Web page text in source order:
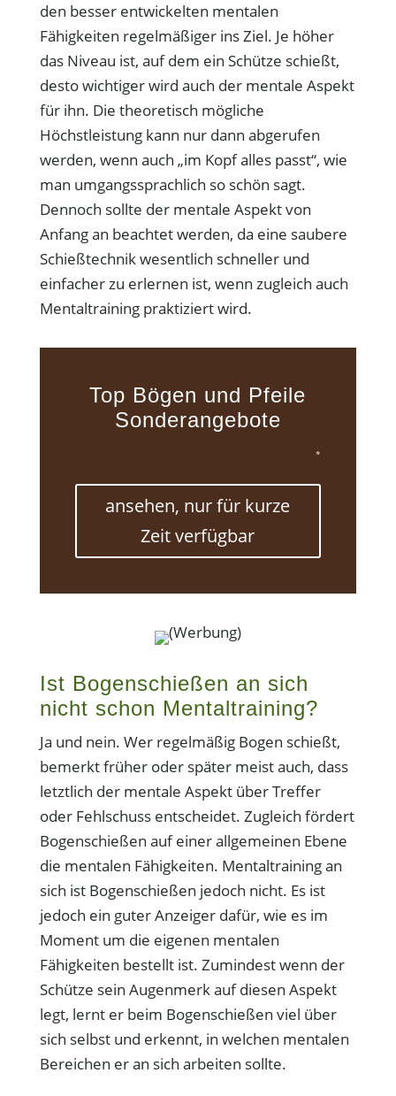
den besser entwickelten mentalen
Fähigkeiten regelmäßiger ins Ziel. Je höher
das Niveau ist, auf dem ein Schütze schießt,
desto wichtiger wird auch der mentale Aspekt
für ihn. Die theoretisch mögliche
Höchstleistung kann nur dann abgerufen
werden, wenn auch „im Kopf alles passt“, wie
man umgangssprachlich so schön sagt.
Dennoch sollte der mentale Aspekt von
Anfang an beachtet werden, da eine saubere
Schießtechnik wesentlich schneller und
einfacher zu erlernen ist, wenn zugleich auch
Mentaltraining praktiziert wird.
Top Bögen und Pfeile
Sonderangebote
*
ansehen, nur für kurze
Zeit verfügbar
(Werbung)
Ist Bogenschießen an sich
nicht schon Mentaltraining?
Ja und nein. Wer regelmäßig Bogen schießt,
bemerkt früher oder später meist auch, dass
letztlich der mentale Aspekt über Treffer
oder Fehlschuss entscheidet. Zugleich fördert
Bogenschießen auf einer allgemeinen Ebene
die mentalen Fähigkeiten. Mentaltraining an
sich ist Bogenschießen jedoch nicht. Es ist
jedoch ein guter Anzeiger dafür, wie es im
Moment um die eigenen mentalen
Fähigkeiten bestellt ist. Zumindest wenn der
Schütze sein Augenmerk auf diesen Aspekt
legt, lernt er beim Bogenschießen viel über
sich selbst und erkennt, in welchen mentalen
Bereichen er an sich arbeiten sollte.